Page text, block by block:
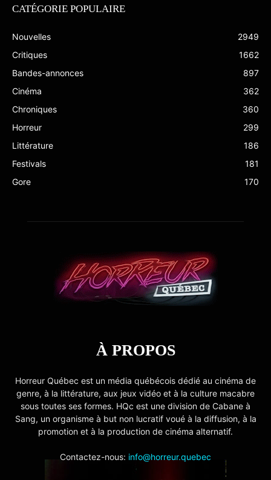
CATÉGORIE POPULAIRE
Nouvelles
2949
Critiques
1662
Bandes-annonces
897
Cinéma
362
Chroniques
360
Horreur
299
Littérature
186
Festivals
181
Gore
170
À PROPOS
Horreur Québec est un média québécois dédié au cinéma de
genre, à la littérature, aux jeux vidéo et à la culture macabre
sous toutes ses formes. HQc est une division de Cabane à
Sang, un organisme à but non lucratif voué à la diffusion, à la
promotion et à la production de cinéma alternatif.
Contactez-nous: info@horreur.quebec